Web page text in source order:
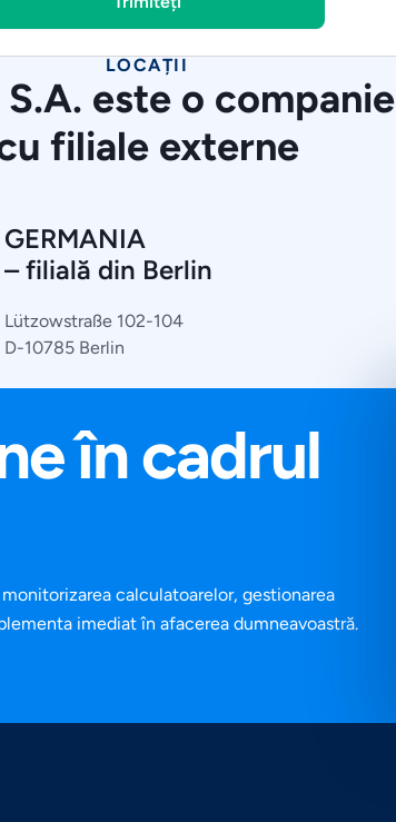
LOCAȚII
este o
filiale externe
GERMANIA
– filială din Berlin
Lützowstraße 102-104
D-10785 Berlin
în cadrul
calculatoarelor, gestionarea
imediat în afacerea dumneavoastră.